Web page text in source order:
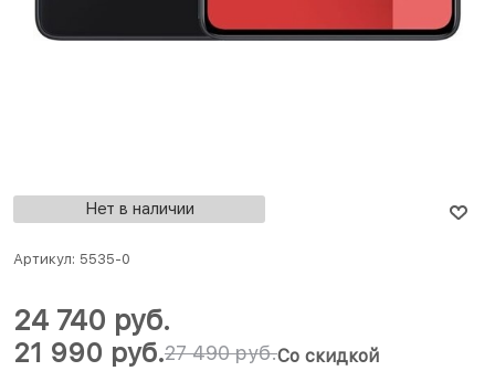
Нет в наличии
Артикул: 5535-0
27 490 руб.
21 990 руб. Со скидкой
24 740 руб.